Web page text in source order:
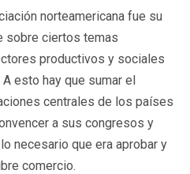
norteamericana fue su
sobre ciertos temas
productivos y sociales
esto hay que sumar el
centrales de los países
a sus congresos y
necesario que era aprobar y
comercio.